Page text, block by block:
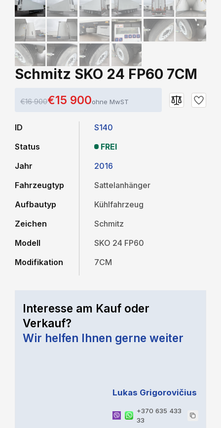
Schmitz SKO 24 FP60 7CM
€16 900€15 900ohne MwST
ID
Status
Jahr
Fahrzeugtyp
Aufbautyp
Zeichen
Modell
Modifikation
S140
FREI
2016
Sattelanhänger
Kühlfahrzeug
Schmitz
SKO 24 FP60
7CM
Interesse am Kauf oder
Verkauf?
Wir helfen Ihnen gerne weiter
Lukas Grigorovičius
+370 635 433
33